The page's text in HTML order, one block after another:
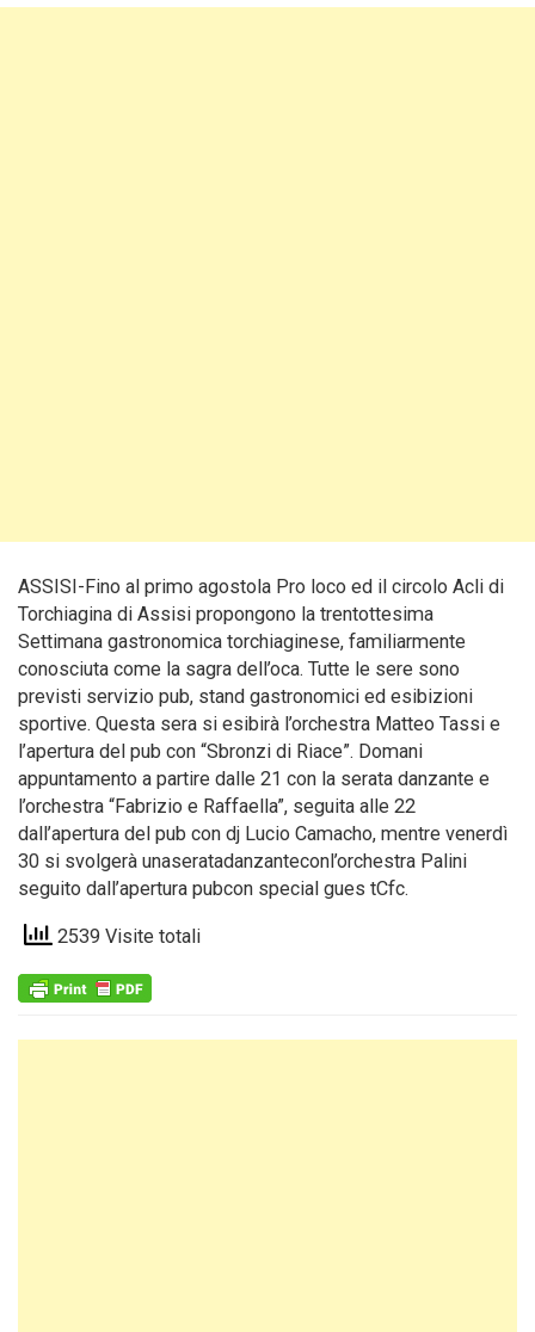
ASSISI-Fino al primo agostola Pro loco ed il circolo Acli di
Torchiagina di Assisi propongono la trentottesima
Settimana gastronomica torchiaginese, familiarmente
conosciuta come la sagra dell’oca. Tutte le sere sono
previsti servizio pub, stand gastronomici ed esibizioni
sportive. Questa sera si esibirà l’orchestra Matteo Tassi e
l’apertura del pub con “Sbronzi di Riace”. Domani
appuntamento a partire dalle 21 con la serata danzante e
l’orchestra “Fabrizio e Raffaella”, seguita alle 22
dall’apertura del pub con dj Lucio Camacho, mentre venerdì
30 si svolgerà unaseratadanzanteconl’orchestra Palini
seguito dall’apertura pubcon special gues tCfc.
2539 Visite totali